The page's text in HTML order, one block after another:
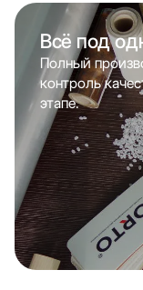
Всё под
Полный
контроль
этапе.